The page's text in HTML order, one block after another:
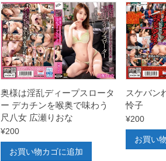
奥様は淫乱ディープスロータ
ー デカチンを喉奥で味わう
尺八女 広瀬りおな
¥200
お買い物カゴに追加
スケバン
怜子
¥200
お買い